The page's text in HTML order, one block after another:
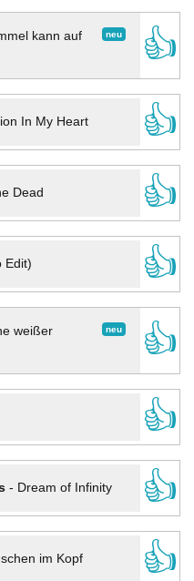
neu
kann auf
👍
In My Heart
👍
Dead
👍
Edit)
👍
neu
weißer
👍
👍
- Dream of Infinity
👍
im Kopf
👍